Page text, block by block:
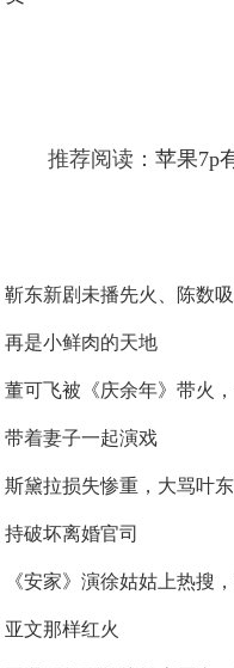
推荐阅读：苹果7p
靳东新剧未播先火、陈数
再是小鲜肉的天地
董可飞被《庆余年》带火
带着妻子一起演戏
斯黛拉损失惨重，大骂叶
持破坏离婚官司
《安家》演徐姑姑上热搜
亚文那样红火